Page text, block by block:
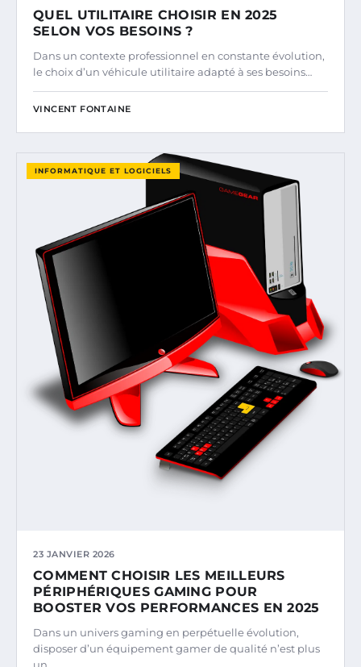
QUEL UTILITAIRE CHOISIR EN 2025
SELON VOS BESOINS ?
Dans un contexte professionnel en constante évolution,
le choix d’un véhicule utilitaire adapté à ses besoins…
VINCENT FONTAINE
INFORMATIQUE ET LOGICIELS
23 JANVIER 2026
COMMENT CHOISIR LES MEILLEURS
PÉRIPHÉRIQUES GAMING POUR
BOOSTER VOS PERFORMANCES EN 2025
Dans un univers gaming en perpétuelle évolution,
disposer d’un équipement gamer de qualité n’est plus